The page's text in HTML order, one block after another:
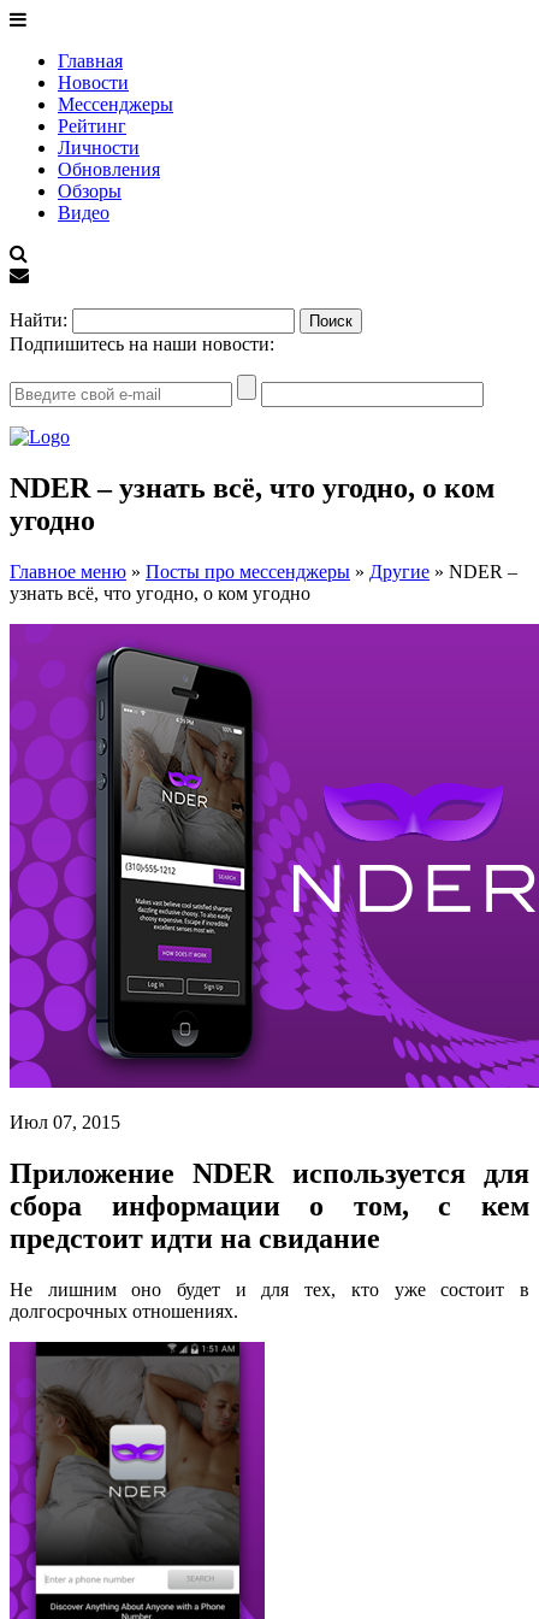
Главная
Новости
Мессенджеры
Рейтинг
Личности
Обновления
Обзоры
Видео
Найти:
Подпишитесь на наши новости:
NDER – узнать всё, что угодно, о ком
угодно
Главное меню » Посты про мессенджеры » Другие » NDER –
узнать всё, что угодно, о ком угодно
Июл 07, 2015
Приложение NDER используется для
сбора информации о том, с кем
предстоит идти на свидание
Не лишним оно будет и для тех, кто уже состоит в
долгосрочных отношениях.